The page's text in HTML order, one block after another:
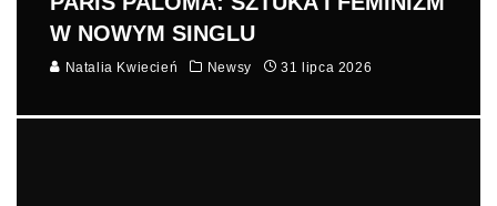
W NOWYM SINGLU
Natalia Kwiecień Newsy 31 lipca 2026